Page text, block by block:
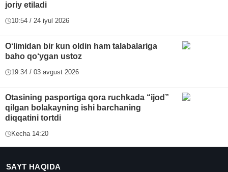
joriy etiladi
10:54 / 24 iyul 2026
O‘limidan bir kun oldin ham talabalariga
baho qo‘ygan ustoz
19:34 / 03 avgust 2026
Otasining pasportiga qora ruchkada “ijod”
qilgan bolakayning ishi barchaning
diqqatini tortdi
Kecha 14:20
SAYT HAQIDA